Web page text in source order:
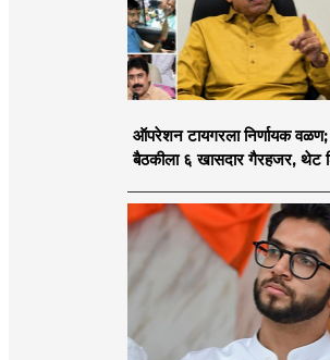
ऑपरेशन टायगरला निर्णायक वळण;
बैठकीला ६ खासदार गैरहजर, थेट